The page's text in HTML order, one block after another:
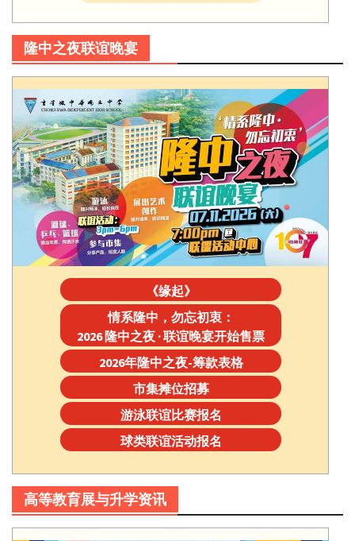
隆中之夜联谊晚宴
《缘起》
情系隆中，勿忘初衷：
2026 隆中之夜 · 联谊晚宴开始售票
2026年隆中之夜-筹款表格
市集摊位招募
游泳联谊比赛报名
球类联谊活动报名
高等教育展与升学资讯